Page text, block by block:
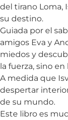
del tirano Loma,
su destino.
Guiada por el
amigos Eva y
miedos y
la fuerza, sino
A medida que
despertar
de su mundo.
Este libro es